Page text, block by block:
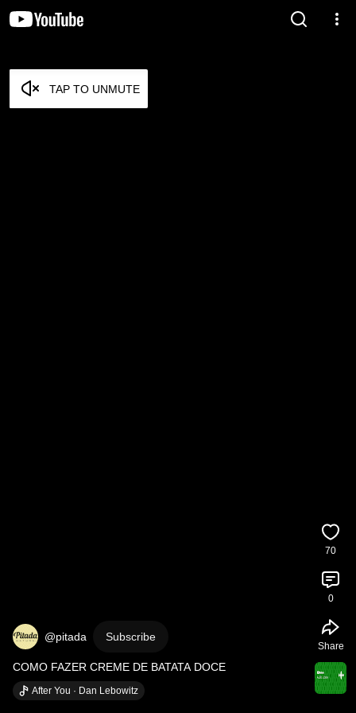
TAP TO UNMUTE
@pitada Subscribe
COMO FAZER CREME DE BATATA DOCE
After You · Dan Lebowitz
70
0
Share